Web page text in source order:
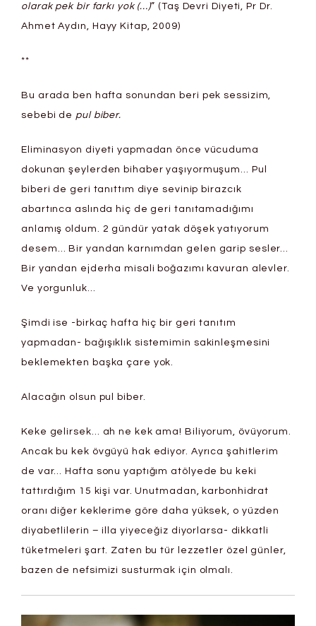
olarak pek bir farkı yok (…)” (Taş Devri Diyeti, Pr Dr.
Ahmet Aydın, Hayy Kitap, 2009)
**
Bu arada ben hafta sonundan beri pek sessizim,
sebebi de pul biber.
Eliminasyon diyeti yapmadan önce vücuduma
dokunan şeylerden bihaber yaşıyormuşum… Pul
biberi de geri tanıttım diye sevinip birazcık
abartınca aslında hiç de geri tanıtamadığımı
anlamış oldum. 2 gündür yatak döşek yatıyorum
desem… Bir yandan karnımdan gelen garip sesler…
Bir yandan ejderha misali boğazımı kavuran alevler.
Ve yorgunluk…
Şimdi ise -birkaç hafta hiç bir geri tanıtım
yapmadan- bağışıklık sistemimin sakinleşmesini
beklemekten başka çare yok.
Alacağın olsun pul biber.
Keke gelirsek… ah ne kek ama! Biliyorum, övüyorum.
Ancak bu kek övgüyü hak ediyor. Ayrıca şahitlerim
de var… Hafta sonu yaptığım atölyede bu keki
tattırdığım 15 kişi var. Unutmadan, karbonhidrat
oranı diğer keklerime göre daha yüksek, o yüzden
diyabetlilerin – illa yiyeceğiz diyorlarsa- dikkatli
tüketmeleri şart. Zaten bu tür lezzetler özel günler,
bazen de nefsimizi susturmak için olmalı.